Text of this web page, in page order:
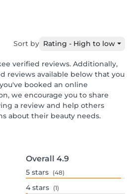
Sort by Rating - High to low
verified reviews. Additionally,
reviews available below that you
booked an online
we encourage you to share
a review and help others
about their beauty needs.
Overall 4.9
5 stars (48)
4 stars (1)